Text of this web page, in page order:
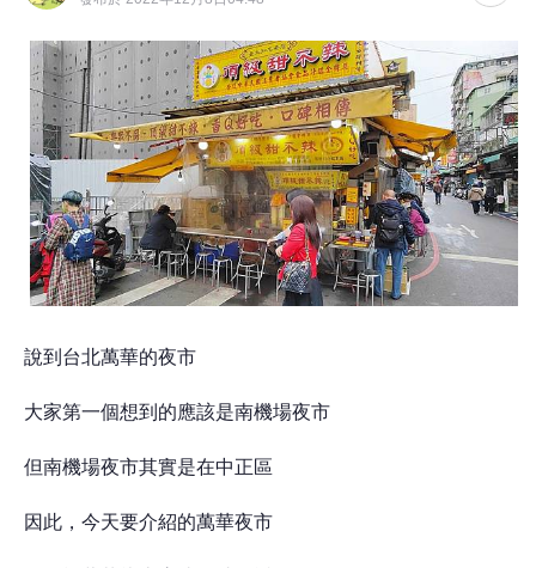
說到台北萬華的夜市
大家第一個想到的應該是南機場夜市
但南機場夜市其實是在中正區
因此，今天要介紹的萬華夜市